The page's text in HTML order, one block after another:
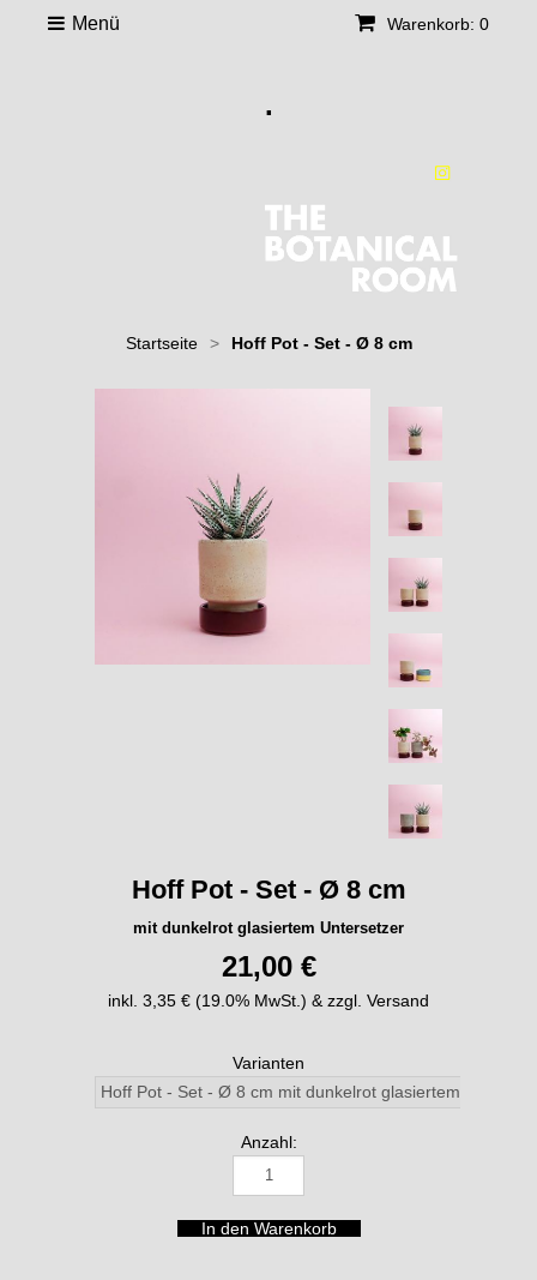
Warenkorb: 0
Menü
.
Startseite > Hoff Pot - Set - Ø 8 cm
Hoff Pot - Set - Ø 8 cm
mit dunkelrot glasiertem Untersetzer
21,00 €
inkl. 3,35 € (19.0% MwSt.) & zzgl. Versand
Varianten
Anzahl: